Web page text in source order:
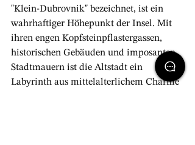
"Klein-Dubrovnik" bezeichnet, ist ein
wahrhaftiger Höhepunkt der Insel. Mit
ihren engen Kopfsteinpflastergassen,
historischen Gebäuden und imposanten
Stadtmauern ist die Altstadt ein
Labyrinth aus mittelalterlichem Charme